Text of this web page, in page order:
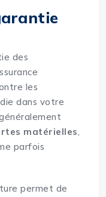
des
les
dans votre
matérielles,
parfois
permet de